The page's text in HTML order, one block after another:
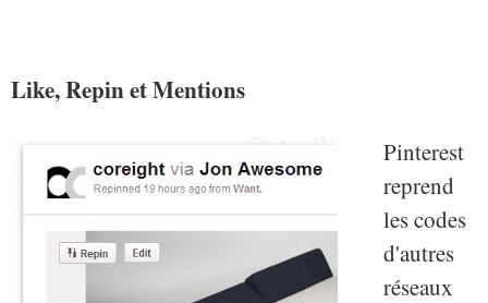
Like, Repin et Mentions
Pinterest
reprend
les codes
d'autres
réseaux